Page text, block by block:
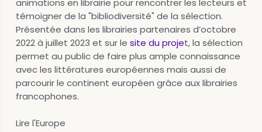
témoigner de la "bibliodiversité" de la sélection.
Présentée dans les librairies partenaires d’octobre
2022 à juillet 2023 et sur le site du projet, la sélection
permet au public de faire plus ample connaissance
avec les littératures européennes mais aussi de
parcourir le continent européen grâce aux librairies
francophones.
Lire l'Europe